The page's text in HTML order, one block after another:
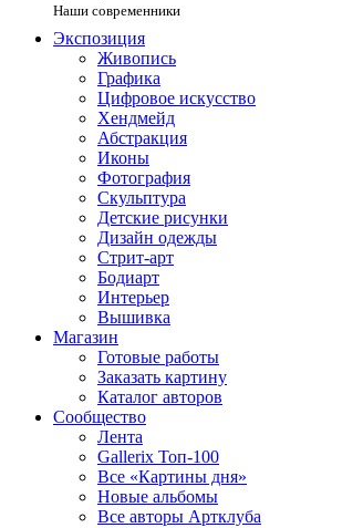
Наши современники
Экспозиция
Живопись
Графика
Цифровое искусство
Хендмейд
Абстракция
Иконы
Фотография
Скульптура
Детские рисунки
Дизайн одежды
Стрит-арт
Бодиарт
Интерьер
Вышивка
Магазин
Готовые работы
Заказать картину
Каталог авторов
Сообщество
Лента
Gallerix Топ-100
Все «Картины дня»
Новые альбомы
Все авторы Артклуба